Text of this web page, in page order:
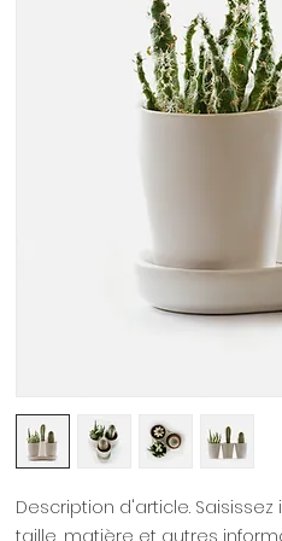
Description d'article.
taille, matière et autres